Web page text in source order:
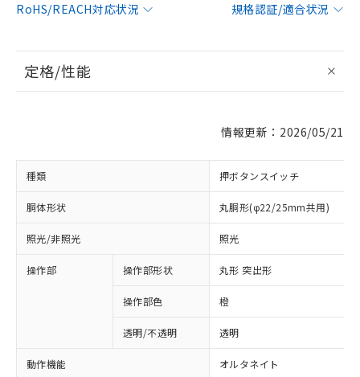
RoHS/REACH対応状況
規格認証/適合状況
定格/性能
情報更新：2026/05/21
種類 押ボタンスイッチ
胴体形状 丸胴形(φ22/25mm共用)
照光/非照光 照光
操作部 操作部形状 丸形 突出形
操作部色 橙
透明/不透明 透明
動作機能 オルタネイト